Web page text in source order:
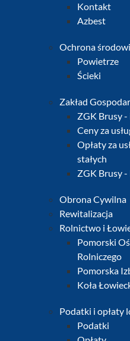
Kontakt
Azbest
Ochrona
Powietrze
Ścieki
Zakład
ZGK Brusy
Ceny za
Opłaty za
stałych
ZGK Brusy -
Obrona Cywilna
Rewitalizacja
Rolnictwo i
Pomorski
Rolniczego
Pomorska
Koła
Podatki i opłaty
Podatki